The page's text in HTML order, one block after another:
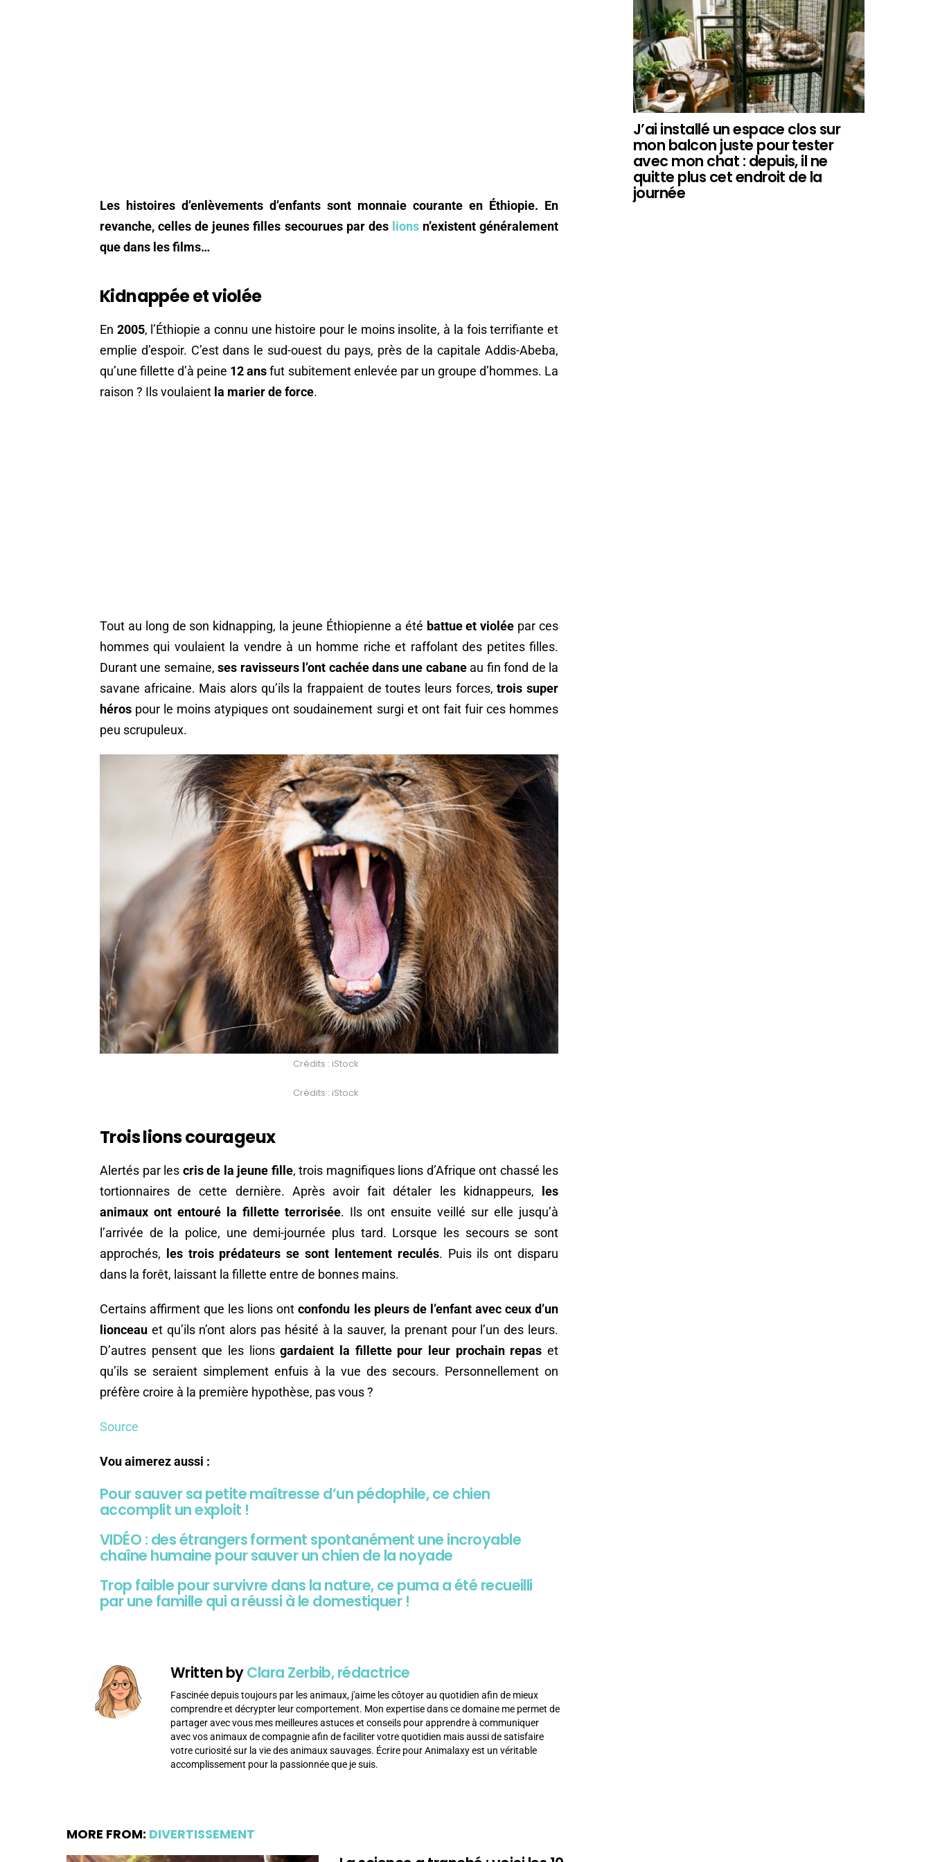
Les histoires d’enlèvements d’enfants sont monnaie courante en Éthiopie. En
revanche, celles de jeunes filles secourues par des lionsn’existent généralement
que dans les films…
Kidnappée et violée
En 2005, l’Éthiopie a connu une histoire pour le moins insolite, à la fois terrifiante et
emplie d’espoir. C’est dans le sud-ouest du pays, près de la capitale Addis-Abeba,
qu’une fillette d’à peine 12 ansfut subitement enlevée par un groupe d’hommes. La
raison ? Ils voulaient la marier de force.
Tout au long de son kidnapping, la jeune Éthiopienne a été battue et violée par ces
hommes qui voulaient la vendre à un homme riche et raffolant des petites filles.
Durant une semaine,ses ravisseurs l’ont cachée dans une cabaneau fin fond de la
savane africaine. Mais alors qu’ils la frappaient de toutes leurs forces,trois super
héros pour le moins atypiques ont soudainement surgi et ont fait fuir ces hommes
peu scrupuleux.
Crédits : iStock
Crédits : iStock
Trois lions courageux
Alertés par les cris de la jeune fille, trois magnifiques lions d’Afrique ont chassé les
tortionnaires de cette dernière. Après avoir fait détaler les kidnappeurs,
les
animaux ont entouré la fillette terrorisée. Ils ont ensuite veillé sur elle jusqu’à
l’arrivée de la police, une demi-journée plus tard. Lorsque les secours se sont
approchés,
les trois prédateurs se sont lentement reculés. Puis ils ont disparu
dans la forêt, laissant la fillette entre de bonnes mains.
Certains affirment que les lions ontconfondu les pleurs de l’enfant avec ceux d’un
lionceau et qu’ils n’ont alors pas hésité à la sauver, la prenant pour l’un des leurs.
D’autres pensent que les lionsgardaient la fillette pour leur prochain repas et
qu’ils se seraient simplement enfuis à la vue des secours. Personnellement on
préfère croire à la première hypothèse, pas vous ?
Source
Vou aimerez aussi :
Pour sauver sa petite maîtresse d’un pédophile, ce chien
accomplit un exploit !
VIDÉO : des étrangers forment spontanément une incroyable
chaîne humaine pour sauver un chien de la noyade
Trop faible pour survivre dans la nature, ce puma a été recueilli
par une famille qui a réussi à le domestiquer !
Written byClara Zerbib, rédactrice
Fascinée depuis toujours par les animaux, j'aime les côtoyer au quotidien afin de mieux
comprendre et décrypter leur comportement. Mon expertise dans ce domaine me permet de
partager avec vous mes meilleures astuces et conseils pour apprendre à communiquer
avec vos animaux de compagnie afin de faciliter votre quotidien mais aussi de satisfaire
votre curiosité sur la vie des animaux sauvages. Écrire pour Animalaxy est un véritable
accomplissement pour la passionnée que je suis.
MORE FROM: DIVERTISSEMENT
J’ai installé un espace clos sur
mon balcon juste pour tester
avec mon chat : depuis, il ne
quitte plus cet endroit de la
journée